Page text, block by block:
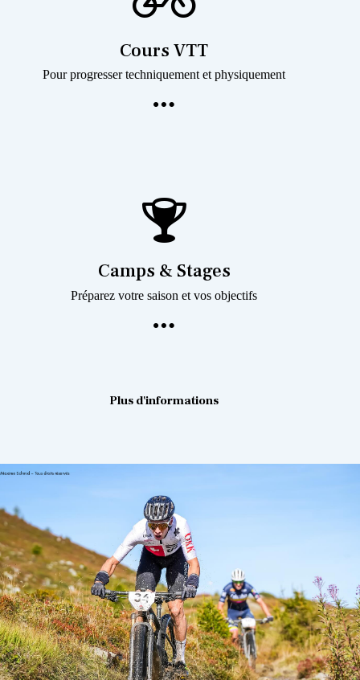
Cours VTT
Pour progresser techniquement et physiquement
Camps & Stages
Préparez votre saison et vos objectifs
Plus d'informations